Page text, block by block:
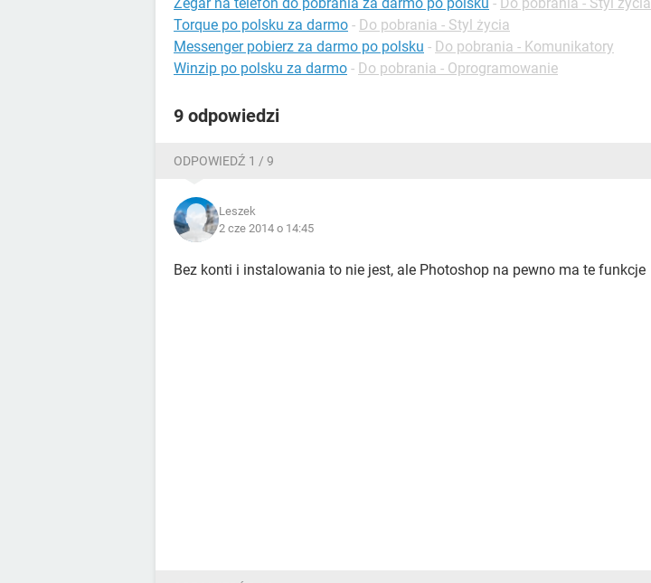
Torque po polsku za darmo - Do pobrania - Styl życia
Messenger pobierz za darmo po polsku - Do pobrania - Komunikatory
Winzip po polsku za darmo - Do pobrania - Oprogramowanie
9 odpowiedzi
ODPOWIEDŹ 1 / 9
Leszek
2 cze 2014 o 14:45
Bez konti i instalowania to nie jest, ale Photoshop na pewno ma te funkcje